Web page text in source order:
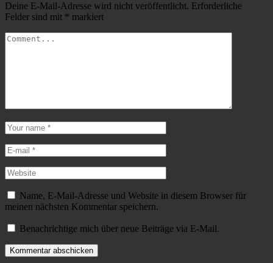
Deine E-Mail-Adresse wird nicht veröffentlicht. Erforderliche
Felder sind mit * markiert
Name, E-Mail-Adresse und Website in diesem Browser für
meinen nächsten Kommentar speichern.
Benachrichtige mich über neue Beiträge via E-Mail.